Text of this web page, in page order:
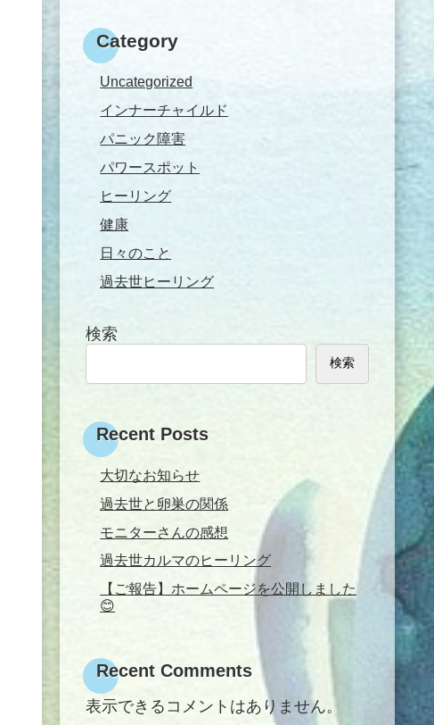
Category
Uncategorized
インナーチャイルド
パニック障害
パワースポット
ヒーリング
健康
日々のこと
過去世ヒーリング
検索
検索
Recent Posts
大切なお知らせ
過去世と卵巣の関係
モニターさんの感想
過去世カルマのヒーリング
【ご報告】ホームページを公開しました
😊
Recent Comments
表示できるコメントはありません。